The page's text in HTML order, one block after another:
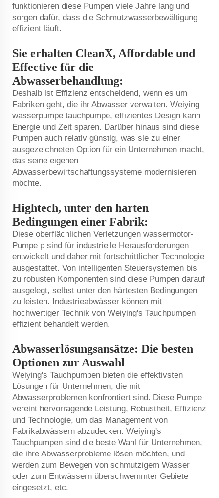
funktionieren diese Pumpen viele Jahre lang und
sorgen dafür, dass die Schmutzwasserbewältigung
effizient läuft.
Sie erhalten CleanX, Affordable und
Effective für die
Abwasserbehandlung:
Deshalb ist Effizienz entscheidend, wenn es um
Fabriken geht, die ihr Abwasser verwalten. Weiying
wasserpumpe tauchpumpe, effizientes Design kann
Energie und Zeit sparen. Darüber hinaus sind diese
Pumpen auch relativ günstig, was sie zu einer
ausgezeichneten Option für ein Unternehmen macht,
das seine eigenen
Abwasserbewirtschaftungssysteme modernisieren
möchte.
Hightech, unter den harten
Bedingungen einer Fabrik:
Diese oberflächlichen Verletzungen wassermotor-
Pumpe p sind für industrielle Herausforderungen
entwickelt und daher mit fortschrittlicher Technologie
ausgestattet. Von intelligenten Steuersystemen bis
zu robusten Komponenten sind diese Pumpen darauf
ausgelegt, selbst unter den härtesten Bedingungen
zu leisten. Industrieabwässer können mit
hochwertiger Technik von Weiying's Tauchpumpen
effizient behandelt werden.
Abwasserlösungsansätze: Die besten
Optionen zur Auswahl
Weiying's Tauchpumpen bieten die effektivsten
Lösungen für Unternehmen, die mit
Abwasserproblemen konfrontiert sind. Diese Pumpe
vereint hervorragende Leistung, Robustheit, Effizienz
und Technologie, um das Management von
Fabrikabwässern abzudecken. Weiying's
Tauchpumpen sind die beste Wahl für Unternehmen,
die ihre Abwasserprobleme lösen möchten, und
werden zum Bewegen von schmutzigem Wasser
oder zum Entwässern überschwemmter Gebiete
eingesetzt, etc.